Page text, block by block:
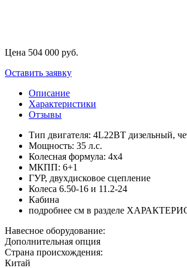
Цена 504 000 руб.
Оставить заявку
Описание
Характеристики
Отзывы
Тип двигателя: 4L22BT дизельный,
Мощность: 35 л.с.
Колесная формула: 4х4
МКПП: 6+1
ГУР, двухдисковое сцепление
Колеса 6.50-16 и 11.2-24
Кабина
подробнее см в разделе
Навесное оборудование:
Дополнительная опция
Страна происхождения:
Китай